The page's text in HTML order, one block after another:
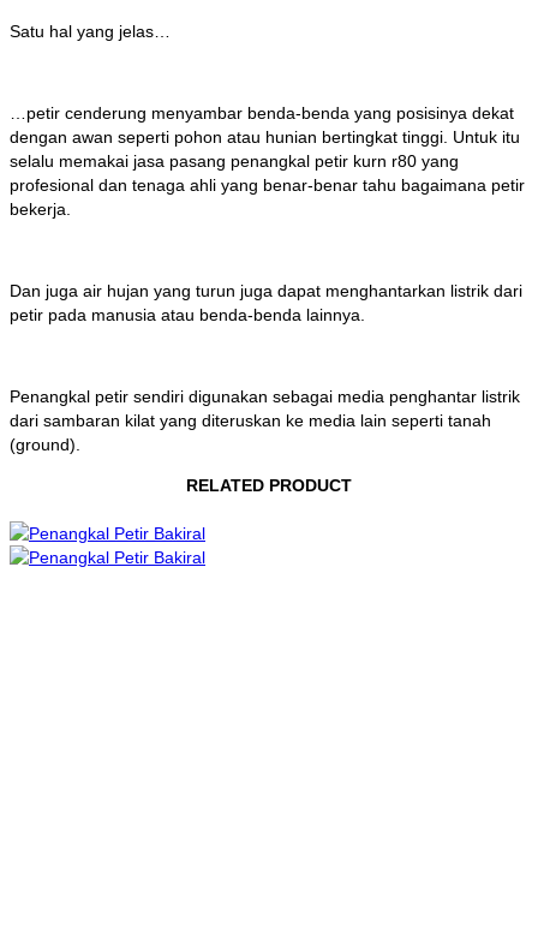
Satu hal yang jelas…
…petir cenderung menyambar benda-benda yang posisinya dekat
dengan awan seperti pohon atau hunian bertingkat tinggi. Untuk itu
selalu memakai jasa pasang penangkal petir kurn r80 yang
profesional dan tenaga ahli yang benar-benar tahu bagaimana petir
bekerja.
Dan juga air hujan yang turun juga dapat menghantarkan listrik dari
petir pada manusia atau benda-benda lainnya.
Penangkal petir sendiri digunakan sebagai media penghantar listrik
dari sambaran kilat yang diteruskan ke media lain seperti tanah
(ground).
RELATED PRODUCT